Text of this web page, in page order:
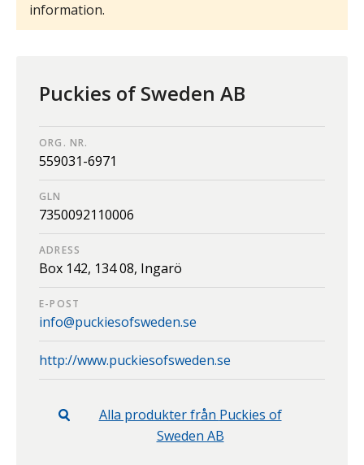
information.
Puckies of Sweden AB
ORG. NR.
559031-6971
GLN
7350092110006
ADRESS
Box 142, 134 08, Ingarö
E-POST
info@puckiesofsweden.se
http://www.puckiesofsweden.se
Alla produkter från Puckies of
Sweden AB